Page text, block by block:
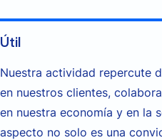
Útil
Nuestra actividad repercute
en nuestros clientes,
en nuestra economía y en la
aspecto no solo es una